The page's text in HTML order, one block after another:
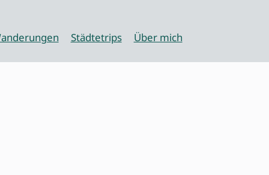
Städtetrips Über mich